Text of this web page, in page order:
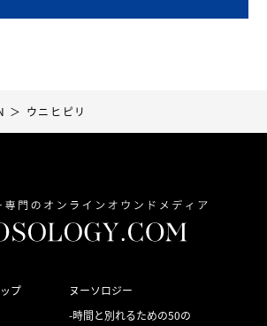
＞ ウニヒピリ
ップ
ヌーソロジー
時間と別れるための50の